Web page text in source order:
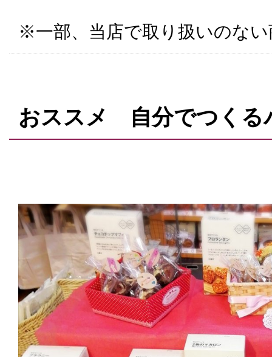
※一部、当店で取り扱いのな
おススメ 自分でつくる